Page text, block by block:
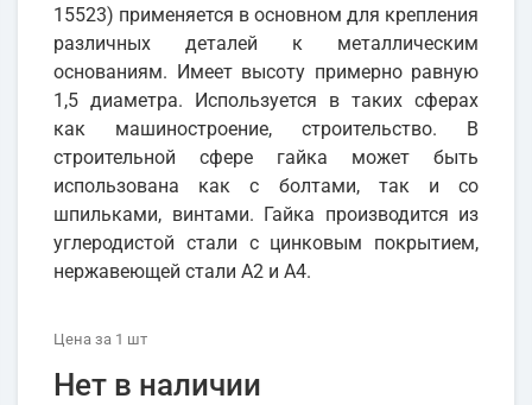
15523) применяется в основном для крепления
различных деталей к металлическим
основаниям. Имеет высоту примерно равную
1,5 диаметра. Используется в таких сферах
как машиностроение, строительство. В
строительной сфере гайка может быть
использована как с болтами, так и со
шпильками, винтами. Гайка производится из
углеродистой стали с цинковым покрытием,
нержавеющей стали А2 и А4.
Цена за 1 шт
Нет в наличии